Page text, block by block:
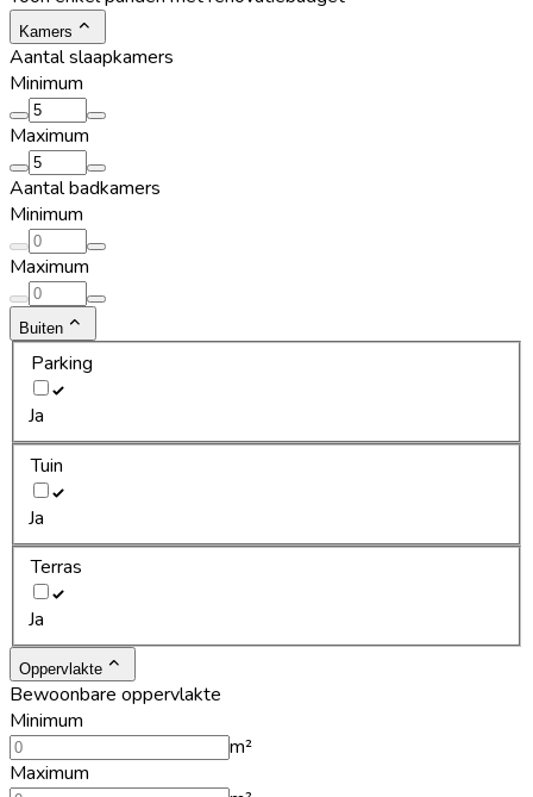
Kamers
Aantal slaapkamers
Minimum
Maximum
Aantal badkamers
Minimum
Maximum
Buiten
Parking
Ja
Tuin
Ja
Terras
Ja
Oppervlakte
Bewoonbare oppervlakte
Minimum
m²
Maximum